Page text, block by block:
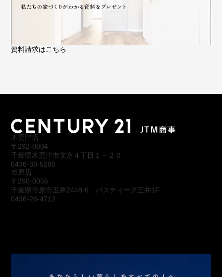
資料請求はこちら
木更津店
〒292-0804
千葉県木更津市文京４丁目１－２０
0438-38-5280
市原店
〒290-0056
千葉県市原市五井2448-6 パスティーク五井1F
0436-26-4712